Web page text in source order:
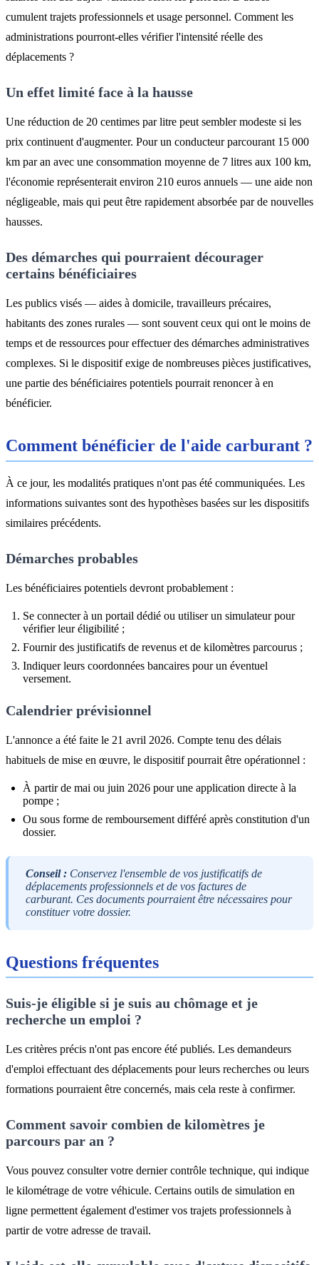
cumulent trajets professionnels et usage personnel. Comment les
administrations pourront-elles vérifier l'intensité réelle des
déplacements ?
Un effet limité face à la hausse
Une réduction de 20 centimes par litre peut sembler modeste si les
prix continuent d'augmenter. Pour un conducteur parcourant 15 000
km par an avec une consommation moyenne de 7 litres aux 100 km,
l'économie représenterait environ 210 euros annuels — une aide non
négligeable, mais qui peut être rapidement absorbée par de nouvelles
hausses.
Des démarches qui pourraient décourager
certains bénéficiaires
Les publics visés — aides à domicile, travailleurs précaires,
habitants des zones rurales — sont souvent ceux qui ont le moins de
temps et de ressources pour effectuer des démarches administratives
complexes. Si le dispositif exige de nombreuses pièces justificatives,
une partie des bénéficiaires potentiels pourrait renoncer à en
bénéficier.
Comment bénéficier de l'aide carburant ?
À ce jour, les modalités pratiques n'ont pas été communiquées. Les
informations suivantes sont des hypothèses basées sur les dispositifs
similaires précédents.
Démarches probables
Les bénéficiaires potentiels devront probablement :
Se connecter à un portail dédié ou utiliser un simulateur pour
vérifier leur éligibilité ;
Fournir des justificatifs de revenus et de kilomètres parcourus ;
Indiquer leurs coordonnées bancaires pour un éventuel
versement.
Calendrier prévisionnel
L'annonce a été faite le 21 avril 2026. Compte tenu des délais
habituels de mise en œuvre, le dispositif pourrait être opérationnel :
À partir de mai ou juin 2026 pour une application directe à la
pompe ;
Ou sous forme de remboursement différé après constitution d'un
dossier.
Conseil : Conservez l'ensemble de vos justificatifs de
déplacements professionnels et de vos factures de
carburant. Ces documents pourraient être nécessaires pour
constituer votre dossier.
Questions fréquentes
Suis-je éligible si je suis au chômage et je
recherche un emploi ?
Les critères précis n'ont pas encore été publiés. Les demandeurs
d'emploi effectuant des déplacements pour leurs recherches ou leurs
formations pourraient être concernés, mais cela reste à confirmer.
Comment savoir combien de kilomètres je
parcours par an ?
Vous pouvez consulter votre dernier contrôle technique, qui indique
le kilométrage de votre véhicule. Certains outils de simulation en
ligne permettent également d'estimer vos trajets professionnels à
partir de votre adresse de travail.